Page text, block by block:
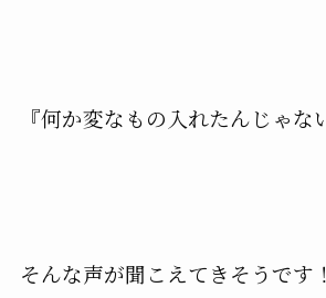
『何か変なもの入れたんじゃな
そんな声が聞こえてきそうです！